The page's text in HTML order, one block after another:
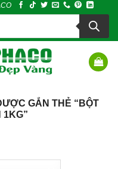
GẮN THẺ “BỘT
1KG”